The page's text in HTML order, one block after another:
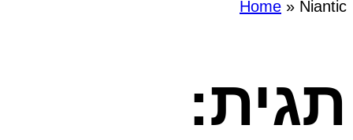
Home » Niantic
תגית: